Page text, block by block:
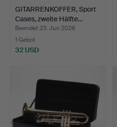
GITARRENKOFFER, Sport
Cases, zweite Hälfte…
Beendet 23. Jun 2026
1 Gebot
32 USD